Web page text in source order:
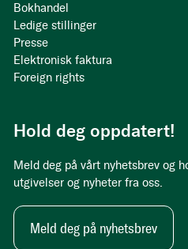
Bokhandel
Ledige stillinger
Presse
Elektronisk faktura
Foreign rights
Hold deg oppdatert!
Meld deg på vårt nyhetsbrev og
utgivelser og nyheter fra oss.
Meld deg på nyhetsbrev